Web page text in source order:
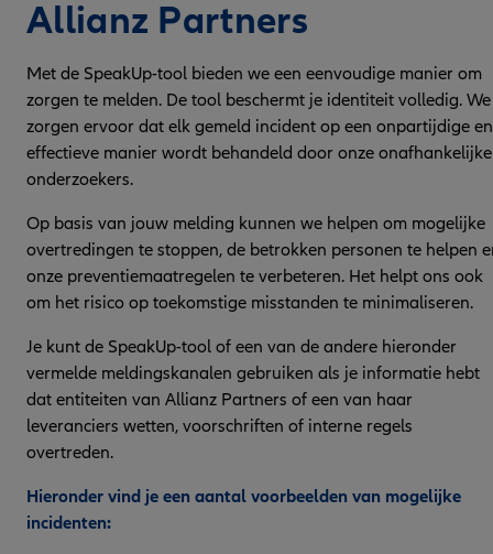
Allianz Partners
Met de SpeakUp-tool bieden we een eenvoudige manier om
zorgen te melden. De tool beschermt je identiteit volledig. We
zorgen ervoor dat elk gemeld incident op een onpartijdige en
effectieve manier wordt behandeld door onze onafhankelijke
onderzoekers.
Op basis van jouw melding kunnen we helpen om mogelijke
overtredingen te stoppen, de betrokken personen te helpen
onze preventiemaatregelen te verbeteren. Het helpt ons ook
om het risico op toekomstige misstanden te minimaliseren.
Je kunt de SpeakUp-tool of een van de andere hieronder
vermelde meldingskanalen gebruiken als je informatie hebt
dat entiteiten van Allianz Partners of een van haar
leveranciers wetten, voorschriften of interne regels
overtreden.
Hieronder vind je een aantal voorbeelden van mogelijke
incidenten: